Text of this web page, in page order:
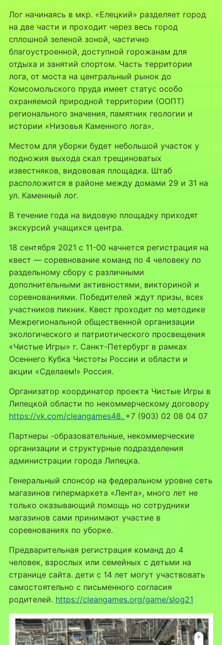
Лог начинаясь в мкр. «Елецкий» разделяет город
на две части и проходит через весь город
сплошной зеленой зоной, частично
благоустроенной, доступной горожанам для
отдыха и занятий спортом. Часть территории
лога, от моста на центральный рынок до
Комсомольского пруда имеет статус особо
охраняемой природной территории (ООПТ)
регионального значения, памятник геологии и
истории «Низовья Каменного лога».
Местом для уборки будет небольшой участок у
подножия выхода скал трещиноватых
известняков, видововая площадка. Штаб
расположится в районе между домами 29 и 31 на
ул. Каменный лог.
В течение года на видовую площадку приходят
экскурсий учащихся центра.
18 сентября 2021 с 11-00 начнется регистрация на
квест — соревнование команд по 4 человеку по
раздельному сбору с различными
дополнительными активностями, викториной и
соревнованиями. Победителей ждут призы, всех
участников пикник. Квест проходит по методике
Межрегиональной общественной организации
экологического и патриотического просвещения
«Чистые Игры» г. Санкт-Петербург в рамках
Осеннего Кубка Чистоты России и области и
акции «Сделаем!» Россия.
Организатор координатор проекта Чистые Игры в
Липецкой области по некоммерческому договору
https://vk.com/cleangames48. +7 (903) 02 08 04 07
Партнеры -образовательные, некоммерческие
организации и структурные подразделения
администрации города Липецка.
Генеральный спонсор на федеральном уровне сеть
магазинов гипермаркета «Лента», много лет не
только оказывающий помощь но сотрудники
магазинов сами принимают участие в
соревнованиях по уборке.
Предварительная регистрация команд до 4
человек, взрослых или семейных с детьми на
странице сайта. дети с 14 лет могут участвовать
самостоятельно с письменного согласия
родителей. https://cleangames.org/game/slog21